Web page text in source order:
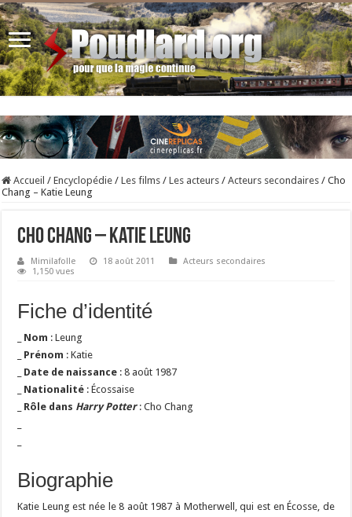
Accueil / Encyclopédie / Les films / Les acteurs / Acteurs secondaires / Cho
Chang – Katie Leung
Cho Chang – Katie Leung
Mimilafolle 18 août 2011
Acteurs secondaires
1,150 vues
Fiche d’identité
Nom : Leung
Prénom : Katie
Date de naissance : 8 août 1987
Nationalité : Écossaise
Rôle dans Harry Potter : Cho Chang
Biographie
Katie Leung est née le 8 août 1987 à Motherwell, qui est en Écosse, de